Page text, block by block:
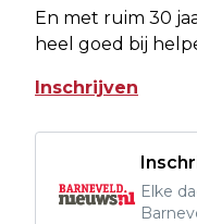
En met ruim 30
heel goed bij
Inschrijven
Elke